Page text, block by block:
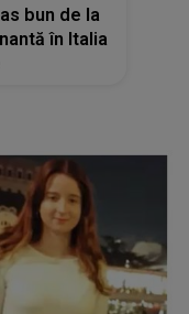
bun de la
în Italia